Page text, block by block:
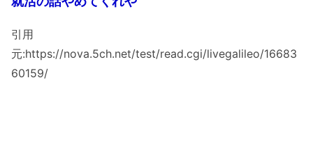
引用
元:https://nova.5ch.net/test/read.cgi/livegalileo/16683
60159/